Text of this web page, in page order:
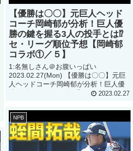
【優勝は〇〇】元巨人ヘッド
コーチ岡崎郁が分析！巨人優
勝の鍵を握る3人の投手とは⁉︎
セ・リーグ順位予想【岡崎郁
コラボ①／５】
1:名無しさん＠お腹いっぱい
2023.02.27(Mon) 【優勝は〇〇】元巨
人ヘッドコーチ岡崎郁が分析！巨人優
勝の鍵を握る3人の投手とは⁉︎セ・リー
て動画が話題らしいぞ 2:名無しさん...
2023.02.27
NPB